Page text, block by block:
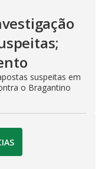
suspeitas em
o Bragantino